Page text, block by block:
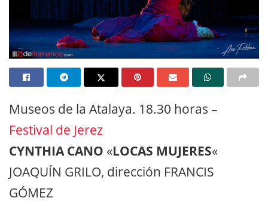
Museos de la Atalaya. 18.30 horas –
Festival de Jerez
CYNTHIA CANO «LOCAS MUJERES«
JOAQUÍN GRILO, dirección FRANCIS
GÓMEZ